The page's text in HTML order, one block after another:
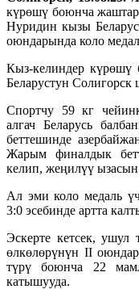
күрөшү боюнча
Нуридин кызы
оюндарында коло
Кыз-келиндер күрөшү
Беларустун Солигорск
Спортчу 59 кг
алгач Беларусь
беттешинде
Жарым финалдык
келип, жеңилүү ызасын
Ал эми коло медаль
3:0 эсебинде артта
Эскерте кетсек,
өлкөлөрүнүн II
түрү боюнча 22
катышууда.